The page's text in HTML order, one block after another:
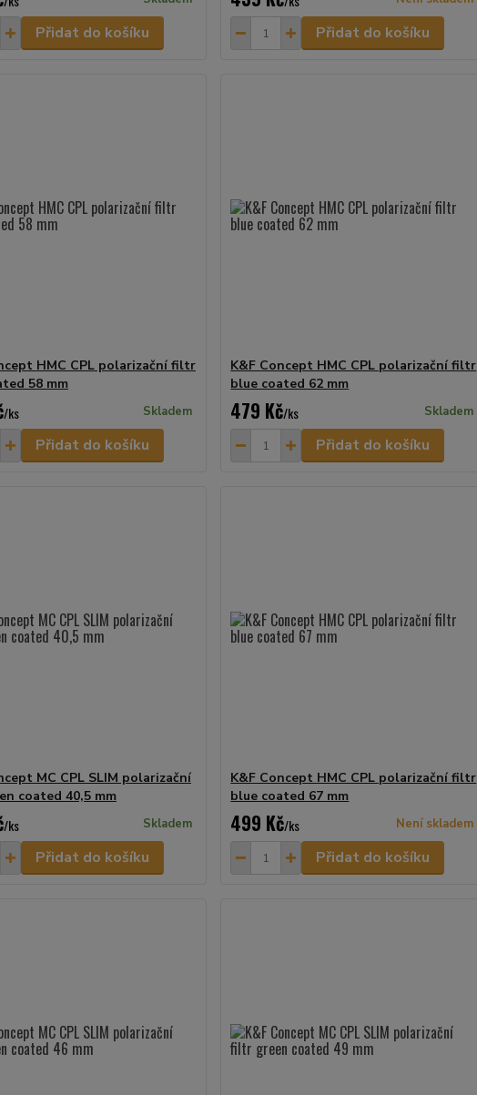
Přidat do košíku Přidat do košíku
HMC CPL polarizační filtr
58 mm
/ks Skladem
Přidat do košíku
K&F Concept HMC CPL polarizační filtr
blue coated 62 mm
479 Kč/ks Skladem
Přidat do košíku
MC CPL SLIM polarizační
coated 40,5 mm
/ks Skladem
Přidat do košíku
K&F Concept HMC CPL polarizační filtr
blue coated 67 mm
499 Kč/ks Není skladem
Přidat do košíku